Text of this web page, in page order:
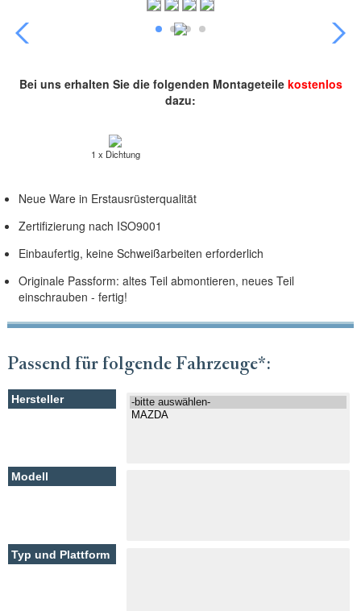
Bei uns erhalten Sie die folgenden Montageteile kostenlos
dazu:
1 x Dichtung
Neue Ware in Erstausrüsterqualität
Zertifizierung nach ISO9001
Einbaufertig, keine Schweißarbeiten erforderlich
Originale Passform: altes Teil abmontieren, neues Teil
einschrauben - fertig!
Passend für folgende Fahrzeuge*: